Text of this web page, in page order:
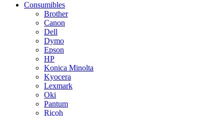
Consumibles
Brother
Canon
Dell
Dymo
Epson
HP
Konica Minolta
Kyocera
Lexmark
Oki
Pantum
Ricoh